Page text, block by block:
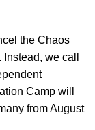
the Chaos
we call
Camp will
from August